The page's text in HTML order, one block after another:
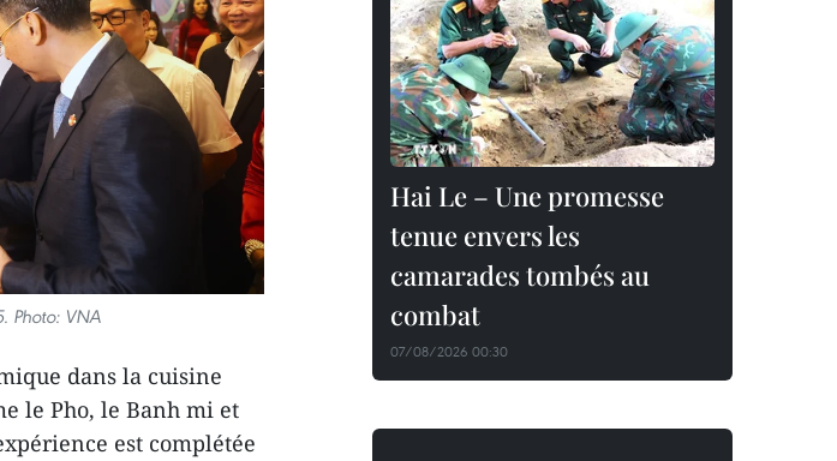
Photo: VNA
dans la cuisine
le Pho, le Banh mi et
est complétée
Hai Le – Une promesse
tenue envers les
camarades tombés au
combat
07/08/2026 00:30